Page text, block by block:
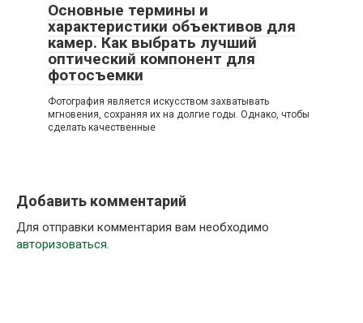
Основные термины и
характеристики объективов для
камер. Как выбрать лучший
оптический компонент для
фотосъемки
Фотография является искусством захватывать
мгновения, сохраняя их на долгие годы. Однако, чтобы
сделать качественные
Добавить комментарий
Для отправки комментария вам необходимо
авторизоваться.